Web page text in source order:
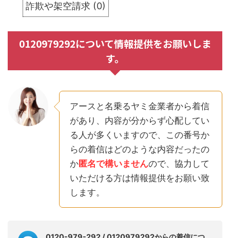
詐欺や架空請求 (0)
0120979292について情報提供をお願いしま
す。
アースと名乗るヤミ金業者から着信
があり、内容が分からず心配してい
る人が多くいますので、この番号か
らの着信はどのような内容だったの
か匿名で構いませんので、協力して
いただける方は情報提供をお願い致
します。